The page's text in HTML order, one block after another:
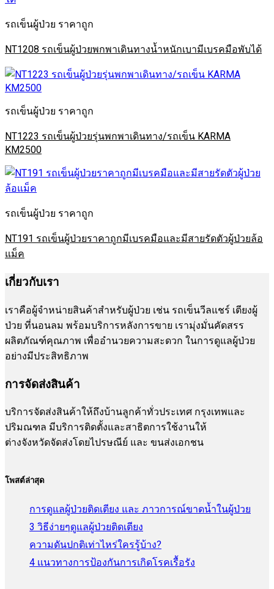
รถเข็นผู้ป่วย ราคาถูก
NT1208 รถเข็นผู้ป่วยพกพาเดินทางน้ำหนักเบามีเบรคมือพับได้
รถเข็นผู้ป่วย ราคาถูก
NT1223 รถเข็นผู้ป่วยรุ่นพกพาเดินทาง/รถเข็น KARMA
KM2500
รถเข็นผู้ป่วย ราคาถูก
NT191 รถเข็นผู้ป่วยราคาถูกมีเบรคมือและมีสายรัดตัวผู้ป่วยล้อ
แม็ค
เกี่ยวกับเรา
เราคือผู้จำหน่ายสินค้าสำหรับผู้ป่วย เช่น รถเข็นวีลแชร์ เตียงผู้
ป่วย ที่นอนลม พร้อมบริการหลังการขาย เรามุ่งมั่นคัดสรร
ผลิตภัณฑ์คุณภาพ เพื่ออำนวยความสะดวก ในการดูแลผู้ป่วย
อย่างมีประสิทธิภาพ
การจัดส่งสินค้า
บริการจัดส่งสินค้าให้ถึงบ้านลูกค้าทั่วประเทศ กรุงเทพและ
ปริมณฑล มีบริการติดตั้งและสาธิตการใช้งานให้
ต่างจังหวัดจัดส่งโดยไปรษณีย์ และ ขนส่งเอกชน
โพสต์ล่าสุด
การดูแลผู้ป่วยติดเตียง และ ภาวการณ์ขาดน้ำในผู้ป่วย
3 วิธีง่ายๆดูแลผู้ป่วยติดเตียง
ความดันปกติเท่าไหร่ใครรู้บ้าง?
4 เเนวทางการป้องกันการเกิดโรคเรื้อรัง